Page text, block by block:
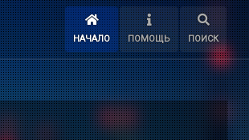
НАЧАЛО ПОМОЩЬ ПОИСК